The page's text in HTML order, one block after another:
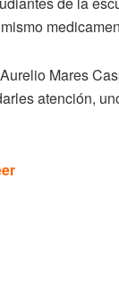
Mares
atención,